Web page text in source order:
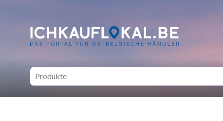
ich kauf lokal - Bei lokalen